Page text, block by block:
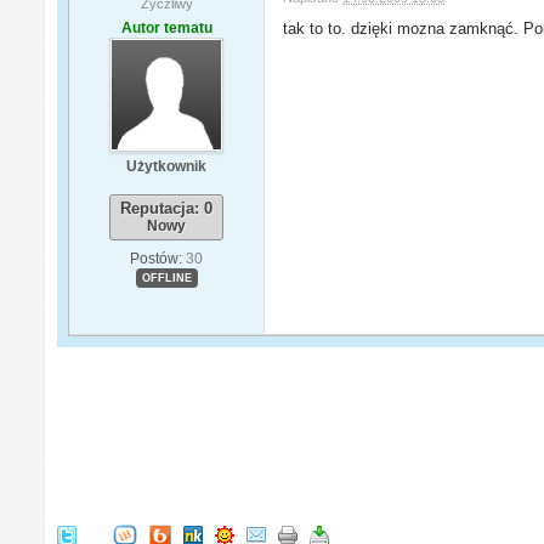
Życzliwy
Autor tematu
Użytkownik
Reputacja: 0
Nowy
Postów: 30
OFFLINE
tak to to. dzięki mozna zamknąć.